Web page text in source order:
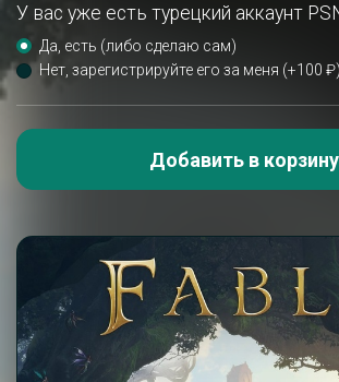
У вас уже есть турецкий аккаунт
Да, есть (либо сделаю сам)
Нет, зарегистрируйте его за меня (+100 ₽)
Добавить в корзину